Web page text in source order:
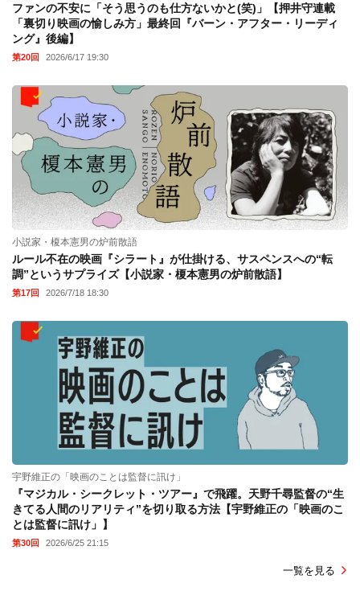
ファンの不安に「そう思うのも仕方ないかと(笑)」【押井守連載
「裏切り映画の愉しみ方」最終回『バーン・アフター・リーディ
ング』後編】
第20回 2026/6/17 19:30
小説家・榎本憲男の炉前散語
ルール不在の映画『シラート』が仕掛ける、サスペンスへの“転
調”というサプライズ【小説家・榎本憲男の炉前散語】
第17回 2026/7/18 18:30
宇野維正の「映画のことは監督に訊け」
『マジカル・シークレット・ツアー』で飛躍。天野千尋監督の“生
きてる人間のリアリティ”を切り取る方法【宇野維正の「映画のこ
とは監督に訊け」】
第30回 2026/6/25 21:15
一覧を見る